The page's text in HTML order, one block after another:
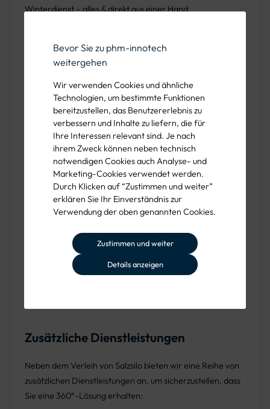
Bevor Sie zu phm-innotech
weitergehen
Wir verwenden Cookies und ähnliche
Technologien, um bestimmte Funktionen
bereitzustellen, das Benutzererlebnis zu
verbessern und Inhalte zu liefern, die für
Ihre Interessen relevant sind. Je nach
ihrem Zweck können neben technisch
notwendigen Cookies auch Analyse- und
Marketing-Cookies verwendet werden.
Durch Klicken auf “Zustimmen und weiter”
erklären Sie Ihr Einverständnis zur
Verwendung der oben genannten Cookies.
Zustimmen und weiter
Details anzeigen
Winterdienst – alles & direkt aus einer Hand.
Vielfältige Anwendungsbereiche
Unsere Streugutsilo sind vielseitig einsetzbar und bieten
Lösungen für verschiedene Anwendungsbereiche:
Kommunen:Ideal für den öffentlichen Winterdienst
zur effizienten Lagerung und Verteilung von Streusalz.
Dienstleister:Perfekt für Baustellen und Objekte im
Winterdienst.
Industriebetriebe: Sicherstellung der
Betriebssicherheit durch konstante Verfügbarkeit von
Streusalz.
Logistikunternehmen:Optimierung der
Logistikprozesse durch zuverlässige Lagerung von
Zusätzliche Dienstleistungen
Neben dem Verleih von Salzsilo bieten wir eine Reihe von
zusätzlichen Dienstleistungen an, um sicherzustellen, dass
Sie eine 360°-Lösung erhalten: